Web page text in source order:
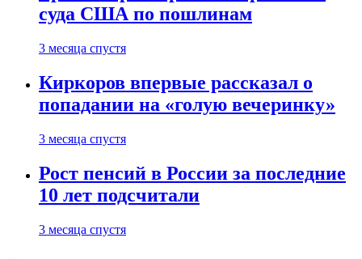
суда США по пошлинам
3 месяца спустя
Киркоров впервые рассказал о
попадании на «голую вечеринку»
3 месяца спустя
Рост пенсий в России за последние
10 лет подсчитали
3 месяца спустя